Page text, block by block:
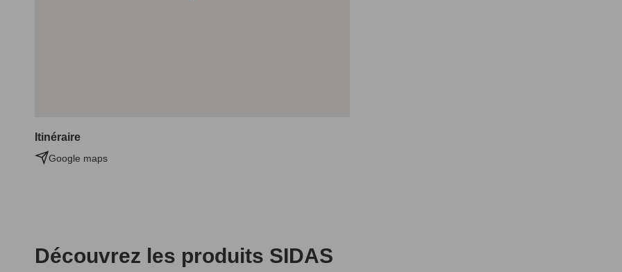
Itinéraire
Google maps
Découvrez les produits SIDAS